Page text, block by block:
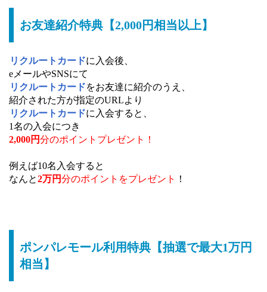
お友達紹介特典【2,000円相当以上】
リクルートカードに入会後、
eメールやSNSにて
リクルートカードをお友達に紹介のうえ、
紹介された方が指定のURLより
リクルートカードに入会すると、
1名の入会につき
2,000円分のポイントプレゼント！
例えば10名入会すると
なんと2万円分のポイントをプレゼント ！
ポンパレモール利用特典【抽選で最大1万円
相当】